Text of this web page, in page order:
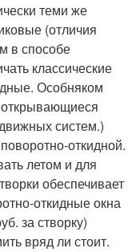
теми же
(отличия
в способе
классические
Особняком
систем.)
откидной.
летом и для
обеспечивает
откидные окна
за створку)
вряд ли стоит.